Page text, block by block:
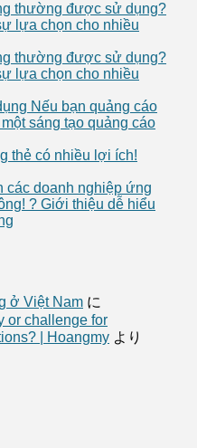
thường được sử dụng?
lựa chọn cho nhiều
thường được sử dụng?
lựa chọn cho nhiều
Nếu bạn quảng cáo
sáng tạo quảng cáo
thẻ có nhiều lợi ích!
các doanh nghiệp ứng
? Giới thiệu dễ hiểu
ở Việt Nam に
or challenge for
| Hoangmy より